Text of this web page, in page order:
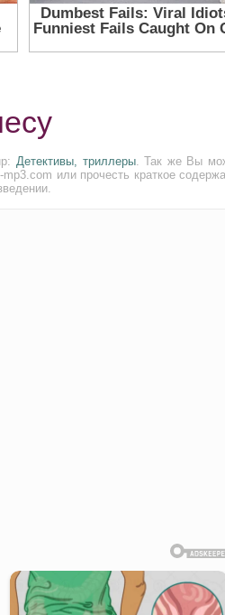
Детективы, триллеры. Так же Вы
или прочесть краткое